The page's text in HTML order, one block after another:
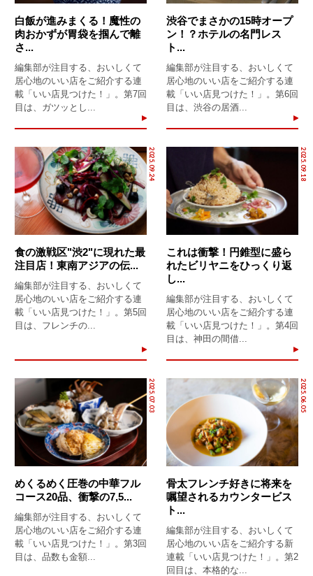
白飯が進みまくる！魔性の
肉おかずが胃袋を掴んで離
さ...
編集部が注目する、おいしくて
居心地のいい店をご紹介する連
載「いい店見つけた！」。第7回
目は、ガツッとし...
渋谷でまさかの15時オープ
ン！？ホテルの名門レス
ト...
編集部が注目する、おいしくて
居心地のいい店をご紹介する連
載「いい店見つけた！」。第6回
目は、渋谷の居酒...
2025.09.24
食の激戦区"渋2"に現れた最
注目店！東南アジアの伝...
編集部が注目する、おいしくて
居心地のいい店をご紹介する連
載「いい店見つけた！」。第5回
目は、フレンチの...
2025.09.18
これは衝撃！円錐型に盛ら
れたビリヤニをひっくり返
し...
編集部が注目する、おいしくて
居心地のいい店をご紹介する連
載「いい店見つけた！」。第4回
目は、神田の間借...
2025.07.03
めくるめく圧巻の中華フル
コース20品、衝撃の7,5...
編集部が注目する、おいしくて
居心地のいい店をご紹介する連
載「いい店見つけた！」。第3回
目は、品数も金額...
2025.06.05
骨太フレンチ好きに将来を
嘱望されるカウンタービス
ト...
編集部が注目する、おいしくて
居心地のいい店をご紹介する新
連載「いい店見つけた！」。第2
回目は、本格的な...